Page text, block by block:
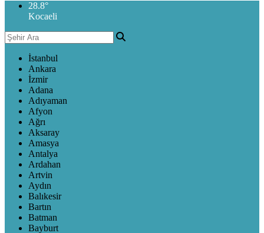
28.8°
Kocaeli
İstanbul
Ankara
İzmir
Adana
Adıyaman
Afyon
Ağrı
Aksaray
Amasya
Antalya
Ardahan
Artvin
Aydın
Balıkesir
Bartın
Batman
Bayburt